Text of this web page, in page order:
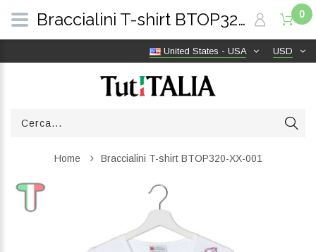
USD
United States - USA
0
Home Braccialini T-shirt BTOP320-XX-001
Braccialini T-shirt BTOP320-XX-001 | TutITALIA